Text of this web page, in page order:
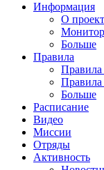
Информация
О
Больше
Правила
Правила
Больше
Расписание
Видео
Миссии
Отряды
Активность